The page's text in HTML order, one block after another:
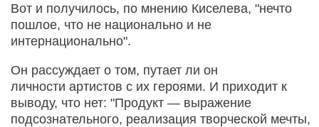
Вот и получилось, по мнению Киселева, "нечто
пошлое, что не национально и не
интернационально".
Он рассуждает о том, путает ли он
личности артистов с их героями. И приходит к
выводу, что нет: "Продукт — выражение
подсознательного, реализация творческой мечты,